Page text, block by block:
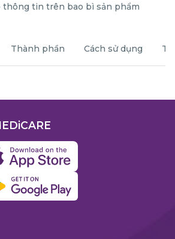
thông tin trên bao bì sản phẩm
Thành phần Cách sử dụng